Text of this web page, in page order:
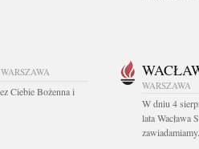
WARSZAWA
Ciebie Bożenna i
WARSZAWA
W dniu 4
lata Wacława